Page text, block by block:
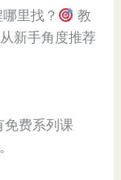
里找？
教
新手角度推荐
免费系列课